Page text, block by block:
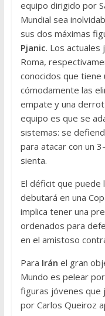
equipo dirigido por
Mundial sea
sus dos máximas
Pjanic. Los
Roma,
conocidos que tiene
cómodamente las
empate y una
equipo es que se
sistemas: se
para atacar con un
sienta.
El déficit que puede
debutará en una
implica tener una
ordenados para
en el amistoso
Para Irán el gran
Mundo es pelear
figuras jóvenes que
por Carlos Queiroz